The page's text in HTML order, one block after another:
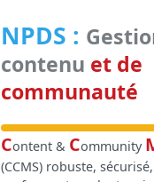
NPDS :
contenu et de
communauté
Content & Community
(CCMS) robuste,